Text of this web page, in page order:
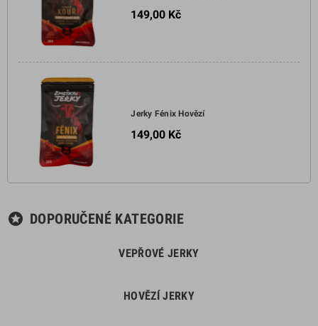
149,00 Kč
Jerky Fénix Hovězí
149,00 Kč
bukového dřeva je skvělou
volbou pro všechny, kteří milují
intenzivní a autentické chutě.
Vyzkoušejte tento lahodný
snack a dopřejte si kouřovou
chuťovou symfonii, která vás
nadchne a pobaví vaše chuťové
buňky ✅.
stars DOPORUČENÉ KATEGORIE
VEPŘOVÉ JERKY
HOVĚZÍ JERKY